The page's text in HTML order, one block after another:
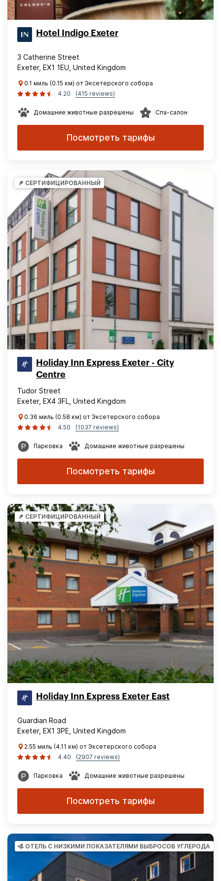
Hotel Indigo Exeter
3 Catherine Street
Exeter, EX1 1EU, United Kingdom
0.1 миль (0.15 км) от Эксетерского собора
4.20
(415 reviews)
Домашние животные разрешены Спа-салон
Посмотреть тарифы
СЕРТИФИЦИРОВАННЫЙ
Holiday Inn Express Exeter - City
Centre
Tudor Street
Exeter, EX4 3FL, United Kingdom
0.36 миль (0.58 км) от Эксетерского собора
4.50
(1037 reviews)
Парковка Домашние животные разрешены
Посмотреть тарифы
СЕРТИФИЦИРОВАННЫЙ
Holiday Inn Express Exeter East
Guardian Road
Exeter, EX1 3PE, United Kingdom
2.55 миль (4.11 км) от Эксетерского собора
4.40
(2907 reviews)
Парковка Домашние животные разрешены
Посмотреть тарифы
ОТЕЛЬ С НИЗКИМИ ПОКАЗАТЕЛЯМИ ВЫБРОСОВ УГЛЕРОДА